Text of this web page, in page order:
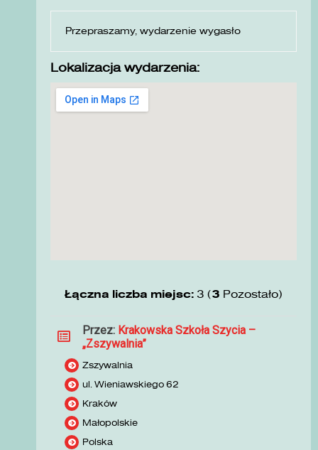
Przepraszamy, wydarzenie wygasło
Lokalizacja wydarzenia:
Łączna liczba miejsc: 3 (3 Pozostało)
Przez: Krakowska Szkoła Szycia –
„Zszywalnia”
Zszywalnia
ul. Wieniawskiego 62
Kraków
Małopolskie
Polska